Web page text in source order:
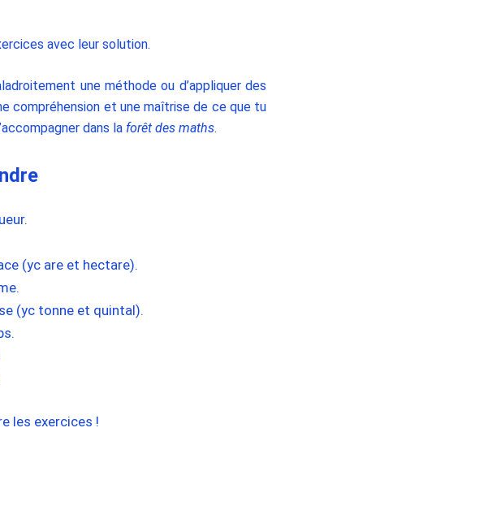
avec leur solution.
une méthode ou d’appliquer des
compréhension et une maîtrise de ce que tu
dans la forêt des maths.
(yc are et hectare).
(yc tonne et quintal).
les exercices !